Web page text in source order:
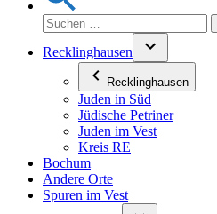
Suchen
nach:
Recklinghausen
Recklinghausen
Juden in Süd
Jüdische Petriner
Juden im Vest
Kreis RE
Bochum
Andere Orte
Spuren im Vest